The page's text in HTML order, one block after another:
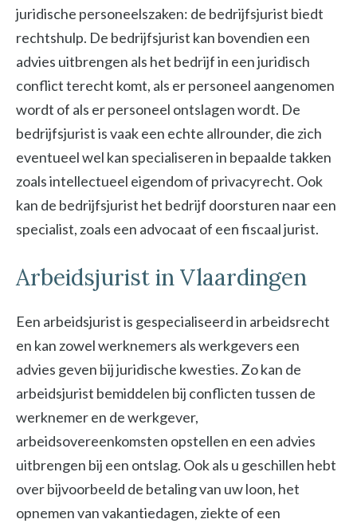
juridische personeelszaken: de bedrijfsjurist biedt
rechtshulp. De bedrijfsjurist kan bovendien een
advies uitbrengen als het bedrijf in een juridisch
conflict terecht komt, als er personeel aangenomen
wordt of als er personeel ontslagen wordt. De
bedrijfsjurist is vaak een echte allrounder, die zich
eventueel wel kan specialiseren in bepaalde takken
zoals intellectueel eigendom of privacyrecht. Ook
kan de bedrijfsjurist het bedrijf doorsturen naar een
specialist, zoals een advocaat of een fiscaal jurist.
Arbeidsjurist in Vlaardingen
Een arbeidsjurist is gespecialiseerd in arbeidsrecht
en kan zowel werknemers als werkgevers een
advies geven bij juridische kwesties. Zo kan de
arbeidsjurist bemiddelen bij conflicten tussen de
werknemer en de werkgever,
arbeidsovereenkomsten opstellen en een advies
uitbrengen bij een ontslag. Ook als u geschillen hebt
over bijvoorbeeld de betaling van uw loon, het
opnemen van vakantiedagen, ziekte of een